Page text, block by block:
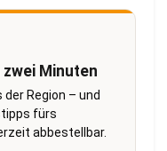
Minuten
Region – und
fürs
abbestellbar.